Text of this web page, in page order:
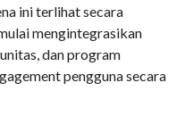
ini terlihat secara
mengintegrasikan
dan program
pengguna secara